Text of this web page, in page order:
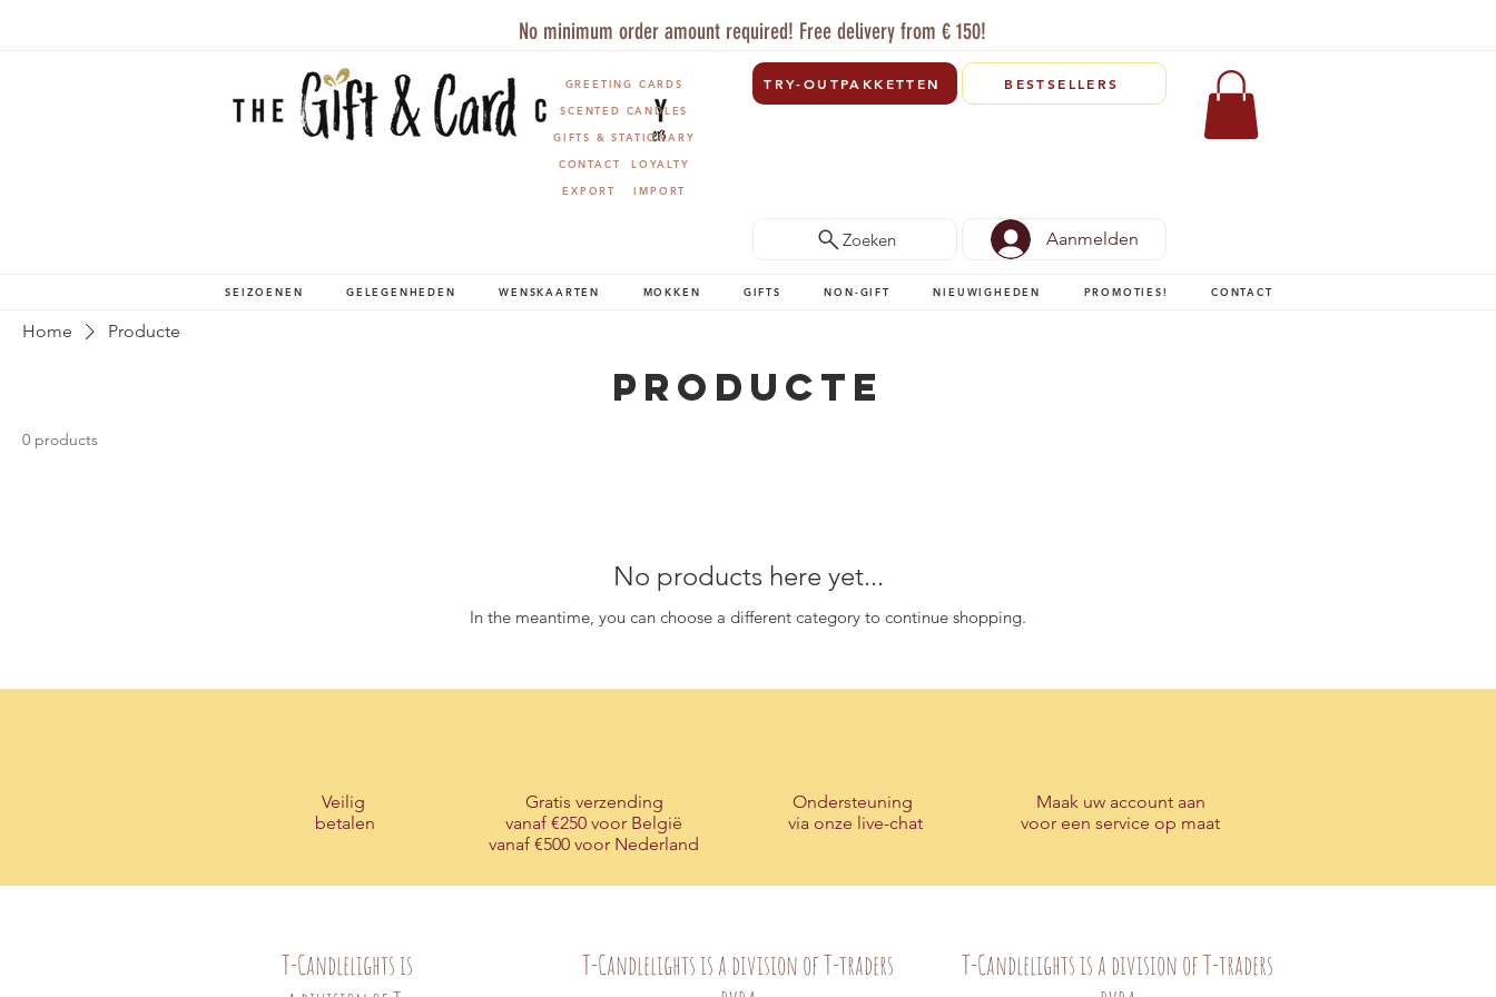
No minimum order amount required! Free delivery from € 150!
GREETING CARDS
SCENTED CANDLES
GIFTS & STATIONARY
CONTACT
LOYALTY
EXPORT
IMPORT
TRY-OUTPAKKETTEN BESTSELLERS
Zoeken Aanmelden
SEIZOENEN GELEGENHEDEN WENSKAARTEN MOKKEN GIFTS NON-GIFT NIEUWIGHEDEN PROMOTIES! CONTACT
Home Producte
Producte
0 products
No products here yet...
In the meantime, you can choose a different category to continue shopping.
Veilig
betalen
Gratis verzending
vanaf €250 voor België
vanaf €500 voor Nederland
Ondersteuning
via onze live-chat
Maak uw accountaan
voor een service op maat
T-Candlelights is
T-Candlelights is a division of T-traders
T-Candlelights is a division of T-traders